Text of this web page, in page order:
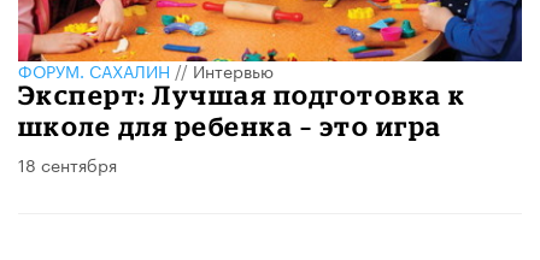
ФОРУМ. САХАЛИН//Интервью
Эксперт: Лучшая подготовка к
школе для ребенка – это игра
18 сентября